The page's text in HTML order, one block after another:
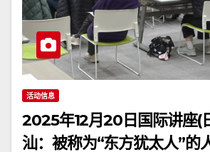
活动信息
2025年12月20日国际讲座(
汕：被称为“东方犹太人”的